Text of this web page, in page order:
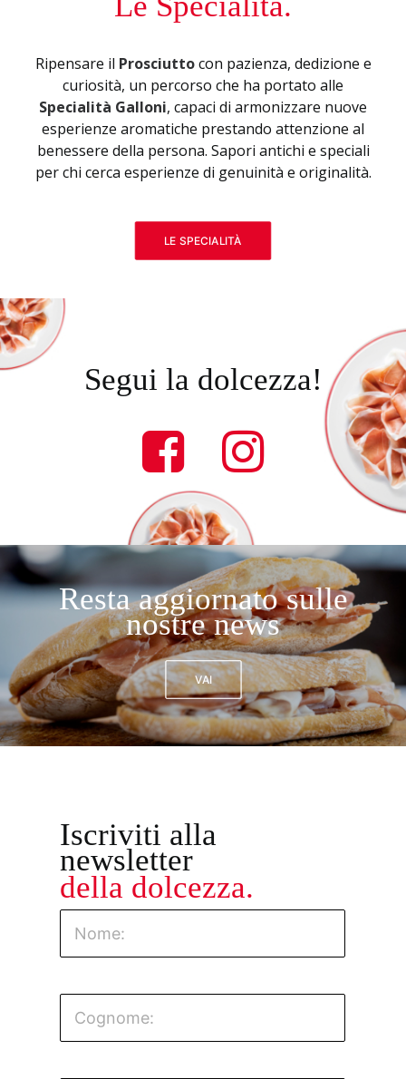
Ripensare il Prosciuttocon pazienza, dedizione e
curiosità, un percorso che ha portato alle
Specialità Galloni, capaci di armonizzare nuove
esperienze aromatiche prestando attenzione al
benessere della persona. Sapori antichi e speciali
per chi cerca esperienze di genuinità e originalità.
LE SPECIALITÀ
Segui la dolcezza!
Resta aggiornato sulle
nostre news
VAI
Iscriviti alla
newsletter
della dolcezza.